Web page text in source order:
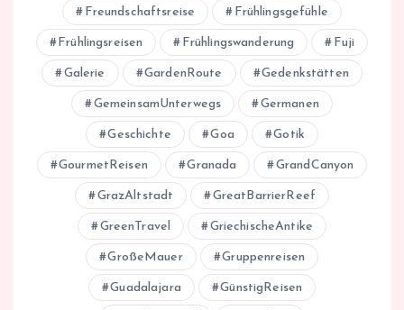
Freundschaftsreise Frühlingsgefühle
Frühlingsreisen Frühlingswanderung Fuji
Galerie GardenRoute Gedenkstätten
GemeinsamUnterwegs Germanen
Geschichte Goa Gotik
GourmetReisen Granada GrandCanyon
GrazAltstadt GreatBarrierReef
GreenTravel GriechischeAntike
GroßeMauer Gruppenreisen
Guadalajara GünstigReisen